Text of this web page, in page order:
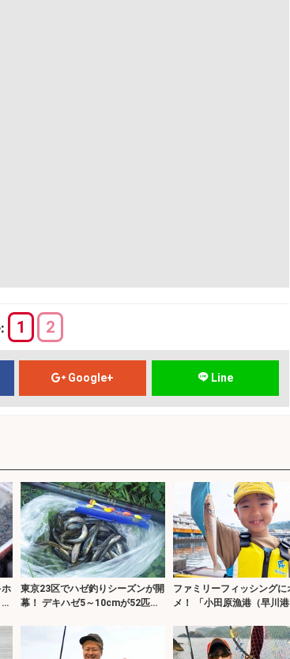
1 2
Google+ Line
東京23区でハゼ釣りシーズンが開
幕！ デキハゼ5～10cmが52匹と
ファミリーフィッシングに
メ！ 「小田原漁港（早川港